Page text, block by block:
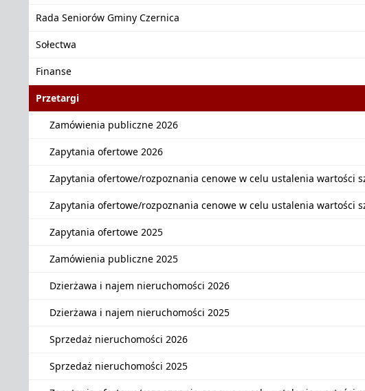
Rada Seniorów Gminy Czernica
Sołectwa
Finanse
Przetargi
Zamówienia publiczne 2026
Zapytania ofertowe 2026
Zapytania ofertowe/rozpoznania cenowe w celu ustalenia wartości
Zapytania ofertowe/rozpoznania cenowe w celu ustalenia wartości
Zapytania ofertowe 2025
Zamówienia publiczne 2025
Dzierżawa i najem nieruchomości 2026
Dzierżawa i najem nieruchomości 2025
Sprzedaż nieruchomości 2026
Sprzedaż nieruchomości 2025